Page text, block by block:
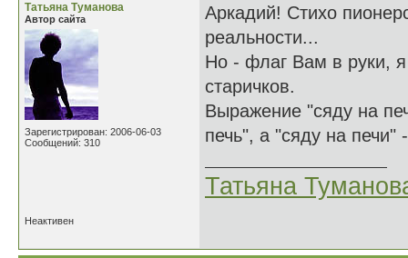
Татьяна Туманова
Автор сайта
Зарегистрирован: 2006-06-03
Сообщений: 310
Аркадий! Стихо
реальности...
Но - флаг Вам в руки, я
старичков.
Выражение "сяду на
печь", а "сяду на печи"
Татьяна
Неактивен